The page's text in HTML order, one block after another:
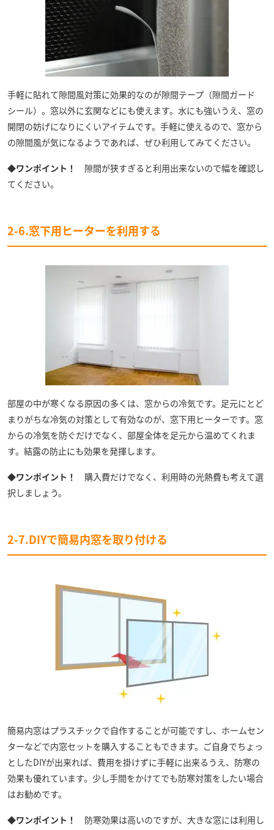
手軽に貼れて隙間風対策に効果的なのが隙間テープ（隙間ガード
シール）。窓以外に玄関などにも使えます。水にも強いうえ、窓の
開閉の妨げになりにくいアイテムです。手軽に使えるので、窓から
の隙間風が気になるようであれば、ぜひ利用してみてください。
◆ワンポイント！
隙間が狭すぎると利用出来ないので幅を確認し
てください。
2-6.窓下用ヒーターを利用する
部屋の中が寒くなる原因の多くは、窓からの冷気です。足元にとど
まりがちな冷気の対策として有効なのが、窓下用ヒーターです。窓
からの冷気を防ぐだけでなく、部屋全体を足元から温めてくれま
す。結露の防止にも効果を発揮します。
◆ワンポイント！
購入費だけでなく、利用時の光熱費も考えて選
択しましょう。
2-7.DIYで簡易内窓を取り付ける
簡易内窓はプラスチックで自作することが可能ですし、ホームセン
ターなどで内窓セットを購入することもできます。ご自身でちょっ
としたDIYが出来れば、費用を掛けずに手軽に出来るうえ、防寒の
効果も優れています。少し手間をかけてでも防寒対策をしたい場合
はお勧めです。
◆ワンポイント！
防寒効果は高いのですが、大きな窓には利用し